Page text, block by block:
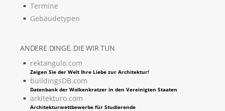
Termine
Gebäudetypen
ANDERE DINGE, DIE WIR TUN
rektangulo.com
Zeigen Sie der Welt Ihre Liebe zur Architektur!
buildingsDB.com
Datenbank der Wolkenkratzer in den Vereinigten Staaten
arkitekturo.com
Architekturwettbewerbe für Studierende